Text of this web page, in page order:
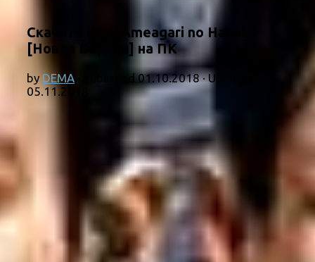
Скачать игру Ameagari no Hanaby
[Новая Версия] на ПК
by DEMA · Published01.10.2018· Updated
05.11.2018